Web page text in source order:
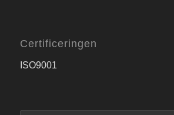
Certificeringen
ISO9001